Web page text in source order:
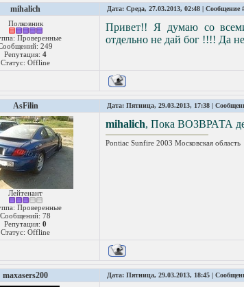
mihalich Дата: Среда, 27.03.2013, 02:48 | Сообщение
Полковник
Проверенные
249
Репутация: 4
Статус: Offline
Привет!! Я думаю со
отдельно не дай бог !!!! Да
AsFilin Дата: Пятница, 29.03.2013, 17:38 |
Лейтенант
Проверенные
Сообщений: 78
Репутация: 0
Статус: Offline
mihalich, Пока ВОЗВРАТА
Pontiac Sunfire 2003 Московская область
maxasers200 Дата: Пятница, 29.03.2013, 18:45 |